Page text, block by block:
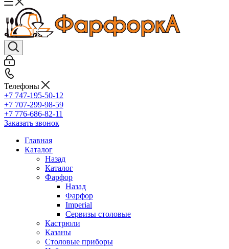
Телефоны
+7 747-195-50-12
+7 707-299-98-59
+7 776-686-82-11
Заказать звонок
Главная
Каталог
Назад
Каталог
Фарфор
Назад
Фарфор
Imperial
Сервизы столовые
Кастрюли
Казаны
Столовые приборы